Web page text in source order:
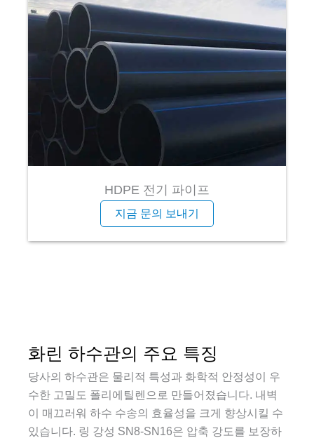
HDPE 전기 파이프
지금 문의 보내기
화린 하수관의 주요 특징
당사의 하수관은 물리적 특성과 화학적 안정성이 우
수한 고밀도 폴리에틸렌으로 만들어졌습니다. 내벽
이 매끄러워 하수 수송의 효율성을 크게 향상시킬 수
있습니다. 링 강성 SN8-SN16은 압축 강도를 보장하